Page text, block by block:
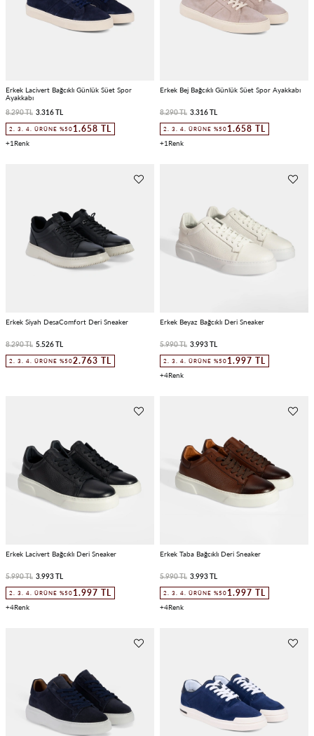
Erkek Lacivert Bağcıklı Günlük Süet Spor
Ayakkabı
3.316 TL
8.290 TL
2. 3. 4. ÜRÜNE %50 1.658 TL
1
Erkek Bej Bağcıklı Günlük Süet Spor Ayakkabı
3.316 TL
8.290 TL
2. 3. 4. ÜRÜNE %50 1.658 TL
1
Erkek Siyah DesaComfort Deri Sneaker
5.526 TL
8.290 TL
2. 3. 4. ÜRÜNE %502.763 TL
Erkek Beyaz Bağcıklı Deri Sneaker
3.993 TL
5.990 TL
2. 3. 4. ÜRÜNE %50 1.997 TL
4
Erkek Lacivert Bağcıklı Deri Sneaker
3.993 TL
5.990 TL
2. 3. 4. ÜRÜNE %50 1.997 TL
4
Erkek Taba Bağcıklı Deri Sneaker
3.993 TL
5.990 TL
2. 3. 4. ÜRÜNE %50 1.997 TL
4